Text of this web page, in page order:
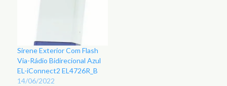
Sirene Exterior Com Flash
Via-Rádio Bidirecional Azul
EL-iConnect2 EL4726R_B
14/06/2022